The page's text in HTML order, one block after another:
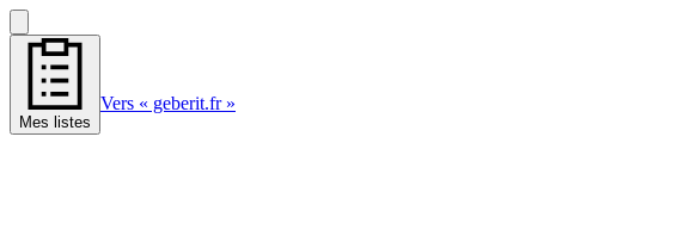
Mes listes
Vers « geberit.fr »